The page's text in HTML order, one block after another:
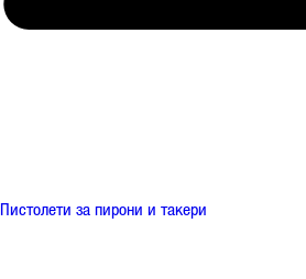
Пистолети за пирони и такери